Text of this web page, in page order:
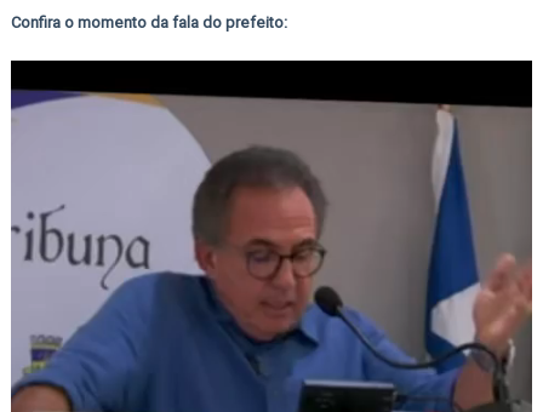
Confira o momento da fala do prefeito: